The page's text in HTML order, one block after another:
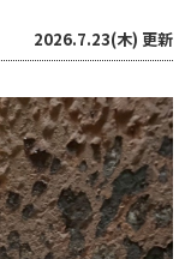
2026.7.23(木) 更新